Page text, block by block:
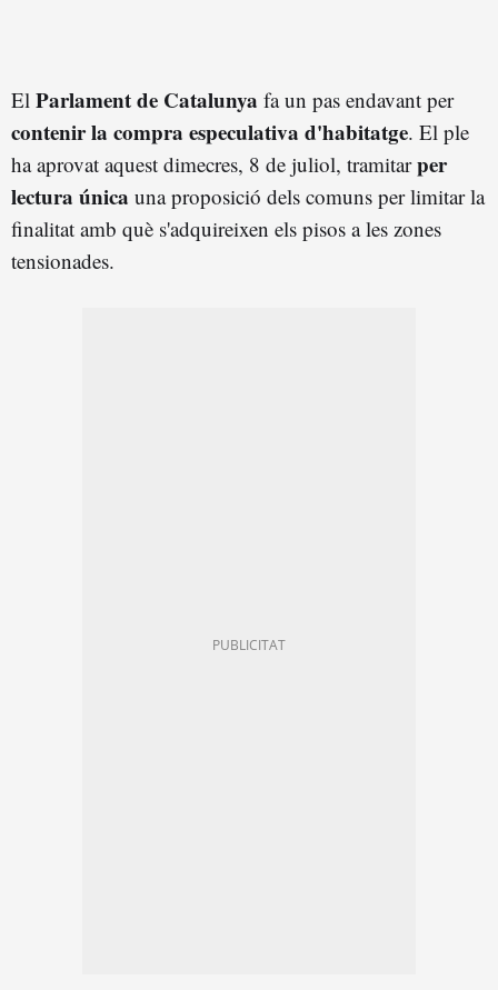
El Parlament de Catalunya fa un pas endavant per
contenir la compra especulativa d'habitatge. El ple
ha aprovat aquest dimecres, 8 de juliol, tramitarper
lectura única una proposició dels comuns per limitar la
finalitat amb què s'adquireixen els pisos a les zones
tensionades.